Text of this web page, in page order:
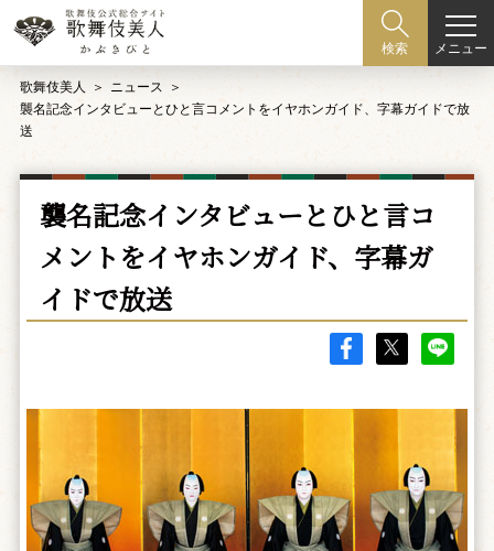
検索 メニュー
歌舞伎美人
ニュース
襲名記念インタビューとひと言コメントをイヤホンガイド、字幕ガイドで放
送
襲名記念インタビューとひと言コ
メントをイヤホンガイド、字幕ガ
イドで放送